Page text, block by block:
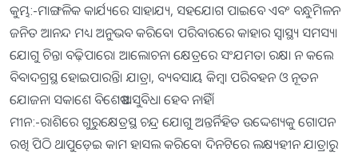
କୁମ୍ଭ:-ମାଙ୍ଗଳିକ କାର୍ଯ୍ୟରେ ସାହାଯ୍ୟ, ସହଯୋଗ ପାଇବେ ଏବଂ ବନ୍ଧୁମିଳନ
ଜନିତ ଆନନ୍ଦ ମଧ୍ୟ ଅନୁଭବ କରିବେ। ପରିବାରରେ କାହାର ସ୍ବାସ୍ଥ୍ୟ ସମସ୍ୟା
ଯୋଗୁ ଚିନ୍ତା ବଢ଼ିପାରେ। ଆଲୋଚନା କ୍ଷେତ୍ରରେ ସଂଯମତା ରକ୍ଷା ନ କଲେ
ବିବାଦଗ୍ରସ୍ଥ ହୋଇପାରନ୍ତି। ଯାତ୍ରା, ବ୍ୟବସାୟ କିମ୍ବା ପରିବହନ ଓ ନୂତନ
ଯୋଜନା ସକାଶେ ବିଶେଷ ଅସୁବିଧା ହେବ ନାହିଁ।
ମୀନ:-ରାଶିରେ ଗୁରୁକ୍ଷେତ୍ରସ୍ଥ ଚନ୍ଦ୍ର ଯୋଗୁ ଅନ୍ତର୍ନିହିତ ଉଦ୍ଦେଶ୍ୟକୁ ଗୋପନ
ରଖି ପିଠି ଥାପୁଡ଼େଇ କାମ ହାସଲ କରିବେ। ଦିନଟିରେ ଲକ୍ଷ୍ୟହୀନ ଯାତ୍ରାରୁ